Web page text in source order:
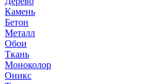
Камень
Бетон
Металл
Обои
Ткань
Моноколор
Оникс